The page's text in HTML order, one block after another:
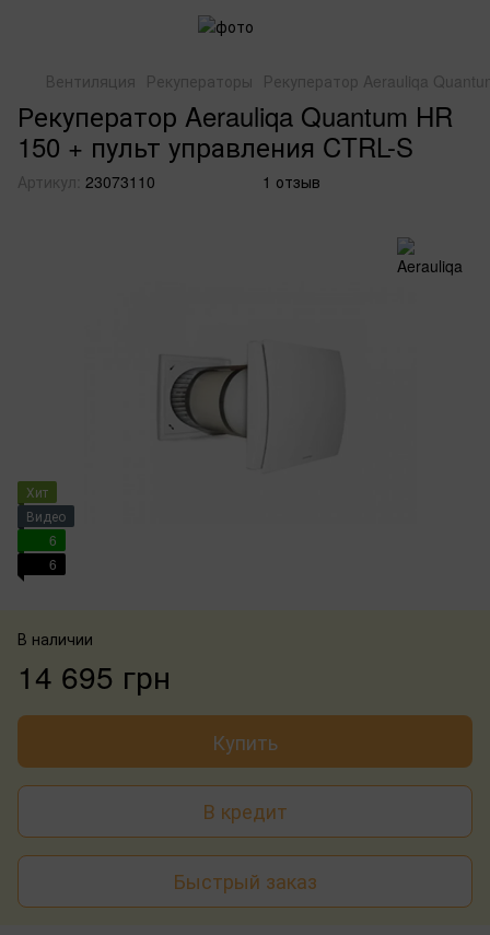
Вентиляция Рекуператоры Рекуператор Aerauliqa
Рекуператор Aerauliqa Quantum HR
150 + пульт управления CTRL-S
Артикул: 23073110 1 отзыв
Хит
Видео
6
6
В наличии
14 695 грн
Купить
В кредит
Быстрый заказ